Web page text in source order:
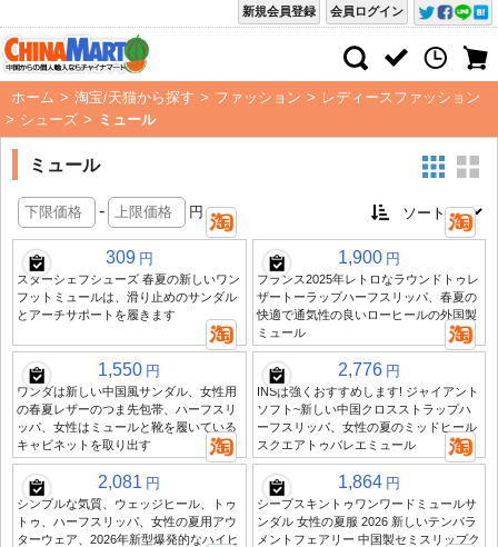
会員ログイン
新規会員登録
ホーム > 淘宝/天猫から探す > ファッション > レディースファッション
> シューズ > ミュール
ミュール
- 円
309 円
スターシェフシューズ 春夏の新しいワン
フットミュールは、滑り止めのサンダル
とアーチサポートを履きます
1,900 円
フランス2025年レトロなラウンドトゥレ
ザートーラップハーフスリッパ、春夏の
快適で通気性の良いローヒールの外国製
ミュール
1,550 円
ワンダは新しい中国風サンダル、女性用
の春夏レザーのつま先包帯、ハーフスリ
ッパ、女性はミュールと靴を履いている
キャビネットを取り出す
2,776 円
INSは強くおすすめします! ジャイアント
ソフト~新しい中国クロスストラップハ
ーフスリッパ、女性の夏のミッドヒール
スクエアトゥバレエミュール
2,081 円
シンプルな気質、ウェッジヒール、トゥ
トゥ、ハーフスリッパ、女性の夏用アウ
ターウェア、2026年新型爆発的なハイヒ
1,864 円
シープスキントゥワンワードミュールサ
ンダル 女性の夏服 2026 新しいテンパラ
メントフェアリー 中国製セミスリップク